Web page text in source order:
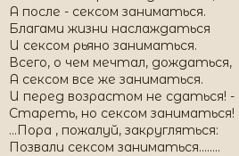
А после - сексом заниматься.
Благами жизни наслаждаться
И сексом рьяно заниматься.
Всего, о чем мечтал, дождаться,
А сексом все же заниматься.
И перед возрастом не сдаться! -
Стареть, но сексом заниматься!
...Пора , пожалуй, закругляться:
Позвали сексом заниматься........